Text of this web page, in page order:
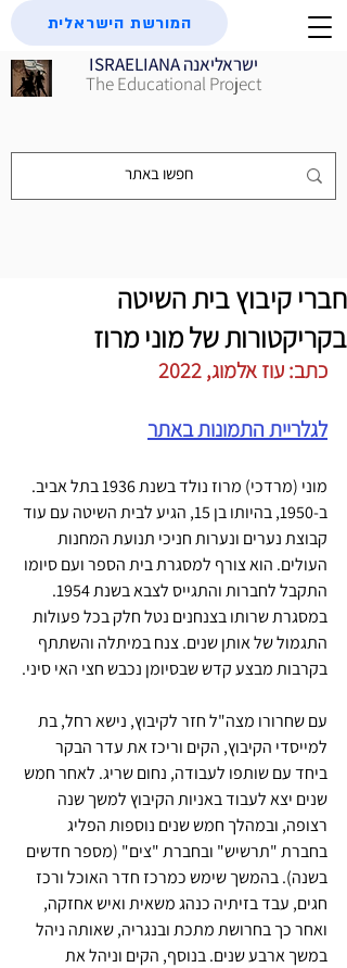
ISRAELIANA ישראליאנה
The Educational Project
המורשת הישראלית
חברי קיבוץ בית השיטה
בקריקטורות של מוני מרוז
כתב: עוז אלמוג, 2022
לגלריית התמונות באתר
מוני (מרדכי) מרוז נולד בשנת 1936 בתל אביב.
ב-1950, בהיותו בן 15, הגיע לבית השיטה עם עוד
קבוצת נערים ונערות חניכי תנועת המחנות
העולים. הוא צורף למסגרת בית הספר ועם סיומו
התקבל לחברות והתגייס לצבא בשנת 1954.
במסגרת שרותו בצנחנים נטל חלק בכל פעולות
התגמול של אותן שנים. צנח במיתלה והשתתף
בקרבות מבצע קדש שבסיומן נכבש חצי האי סיני.
עם שחרורו מצה"ל חזר לקיבוץ, נישא רחל, בת
למייסדי הקיבוץ, הקים וריכז את עדר הבקר
ביחד עם שותפו לעבודה, נחום שריג. לאחר חמש
שנים יצא לעבוד באניות הקיבוץ למשך שנה
רצופה, ובמהלך חמש שנים נוספות הפליג
בחברת "תרשיש" ובחברת "צים" (מספר חדשים
בשנה). בהמשך שימש כמרכז חדר האוכל ורכז
חגים, עבד בזיתיה כנהג משאית ואיש אחזקה,
ואחר כך בחרושת מתכת ובנגריה, שאותה ניהל
במשך ארבע שנים. בנוסף, הקים וניהל את